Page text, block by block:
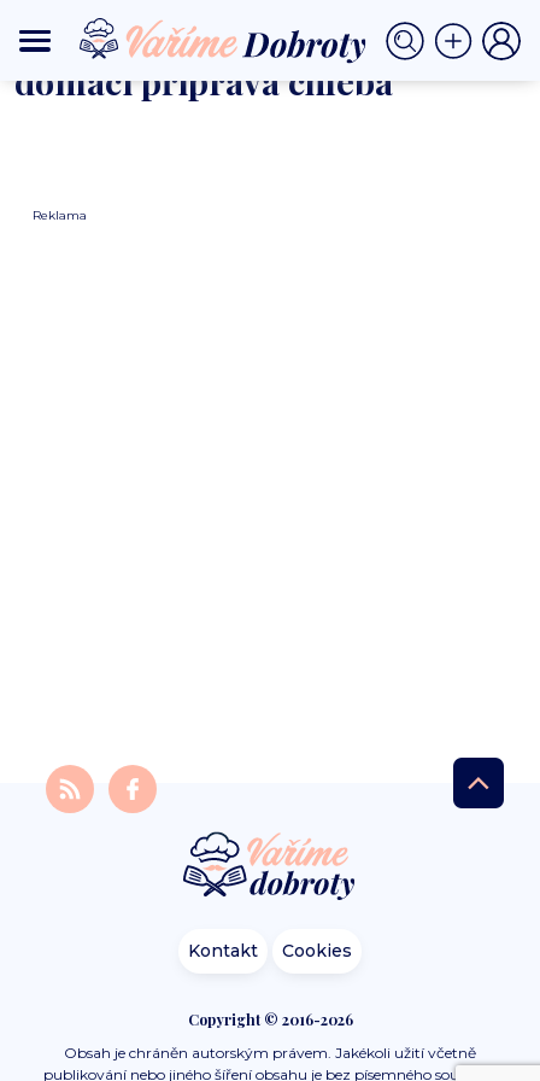
DOMŮ DOMÁCÍ PŘÍPRAVA CHLEBA
domácí příprava chleba
Reklama
Kontakt Cookies
Copyright © 2016-2026
Obsah je chráněn autorským právem. Jakékoli užití včetně
publikování nebo jiného šíření obsahu je bez písemného souhlasu